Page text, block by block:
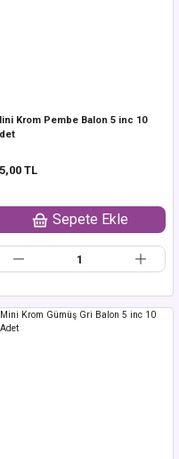
Krom Pembe Balon 5 inc 10
TL
Sepete Ekle